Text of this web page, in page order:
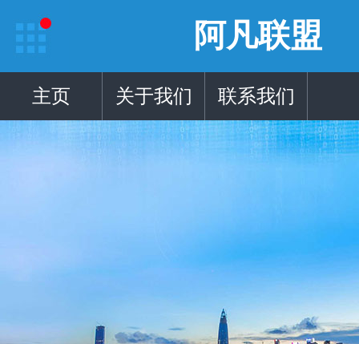
阿凡联盟
主页 关于我们 联系我们